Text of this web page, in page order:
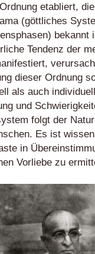
etabliert,
(göttliches
bekannt
Tendenz der
dieser Ordnung
als auch
und
folgt der
Es ist
in
Vorliebe zu